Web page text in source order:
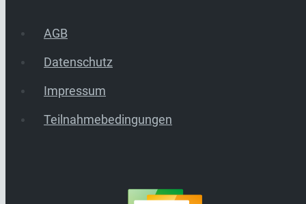
AGB
Datenschutz
Impressum
Teilnahmebedingungen